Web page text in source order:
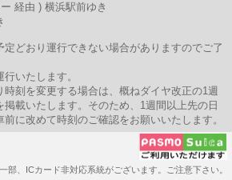
経由 ) 横浜駅前ゆき
どおり運行できない場合がありますのでご了
いたします。
刻を変更する場合は、概ねダイヤ改正の1週
掲載いたします。そのため、1週間以上先の日
に改めて時刻のご確認をお願いいたします。
部、ICカード非対応系統がございます。ご注意下さい。